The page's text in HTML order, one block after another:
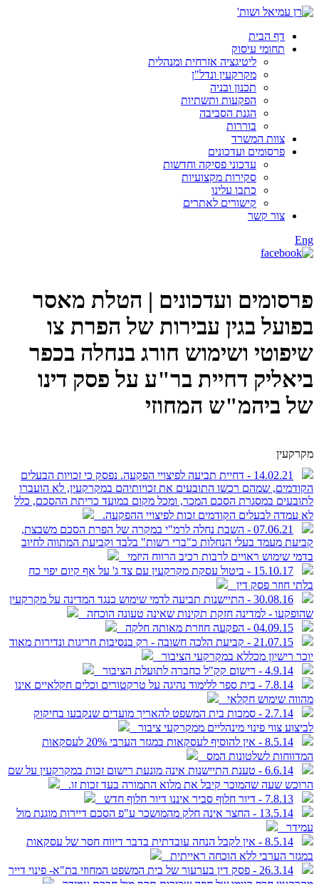
דף הבית
תחומי עיסוק
ליטיגציה אזרחית ומנהלית
מקרקעין ונדל"ן
תכנון ובניה
הפקעות ותשתיות
הגנת הסביבה
בוררות
צוות המשרד
פרסומים ועדכונים
עדכוני פסיקה וחדשות
סקירות מקצועיות
כתבו עלינו
קישורים לאתרים
צור קשר
Eng
פרסומים ועדכונים | הטלת מאסר
בפועל בגין עבירות של הפרת צו
שיפוטי ושימוש חורג בנחלה בכפר
ביאליק דחיית בר"ע על פסק דינו
של ביהמ"ש המחוזי
מקרקעין
14.02.21 - דחיית תביעה לפיצויי הפקעה. נפסק כי זכויות הבעלים
הקודמים, שמהם רכשו התובעים את זכויותיהם במקרקעין, לא הועברו
לתובעים במסגרת הסכם המכר, ומכל מקום במועד כריתת ההסכם, כלל
לא עמדה לבעלים הקודמים זכות לפיצויי ההפקעה.
07.06.21 - השבת נחלה לרמ"י במקרה של הפרת הסכם משבצת,
קביעת מעמד בעלי הנחלות כ"ברי רשות" בלבד וקביעת המתווה לחיוב
בדמי שימוש ראויים לרבות רכיב הרווח היזמי
15.10.17 - ביטול עסקת מקרקעין עם צד ג' על אף קיום יפוי כח
בלתי חוזר פסק דין
30.08.16 - התיישנות תביעה לדמי שימוש כנגד המדינה על מקרקעין
שהופקעו - למדינה חזקת תקינות שאינה טעונה הוכחה
04.09.15 - הפקעה חוזרת מאותה חלקה
21.07.15 - קביעת הלכה חשובה - רק בנסיבות חריגות ונדירות מאוד
יוכר רישיון מכללא במקרקעי הציבור
4.9.14 - רישום קק"ל כחברה לתועלת הציבור
7.8.14 - בית ספר ללימוד נהיגה על טרקטורים וכלים חקלאיים אינו
מהווה שימוש חקלאי
2.7.14 - סמכות בית המשפט להאריך מועדים שנקבעו בחיקוק
לביצוע צווי פינוי מינהליים ממקרקעי ציבור
8.5.14 - אין להוסיף לעסקאות במגזר הערבי 20% לעסקאות
המדווחות לשלטונות המס
6.6.14 - טענת התיישנות אינה מונעת רישום זכות במקרקעין על שם
הרוכש שעה שהמוכר קיבל את מלוא התמורה בעד זכות זו.
7.8.13 - דיור חלוף סביר איננו דיור חלוף חדש
13.5.14 - החצר אינה חלק מהמושכר ע"פ הסכם דיירות מוגנת מול
עמידר
8.5.14 - אין לקבל הנחה עובדתית בדבר דיווח חסר של עסקאות
במגזר הערבי ללא הוכחה ראייתית
26.3.14 - פסק דין בערעור של בית המשפט המחוזי בת"א- פינוי דייר